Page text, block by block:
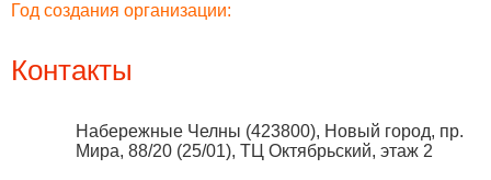
Год создания организации:
Контакты
Набережные Челны (423800), Новый город, пр.
Мира, 88/20 (25/01), ТЦ Октябрьский, этаж 2